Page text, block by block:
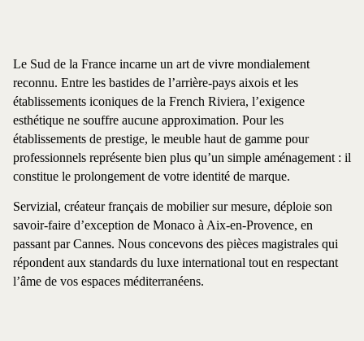
Le Sud de la France incarne un art de vivre mondialement
reconnu. Entre les bastides de l’arrière-pays aixois et les
établissements iconiques de la French Riviera, l’exigence
esthétique ne souffre aucune approximation. Pour les
établissements de prestige, le meuble haut de gamme pour
professionnels représente bien plus qu’un simple aménagement : il
constitue le prolongement de votre identité de marque.
Servizial, créateur français de mobilier sur mesure, déploie son
savoir-faire d’exception de Monaco à Aix-en-Provence, en
passant par Cannes. Nous concevons des pièces magistrales qui
répondent aux standards du luxe international tout en respectant
l’âme de vos espaces méditerranéens.